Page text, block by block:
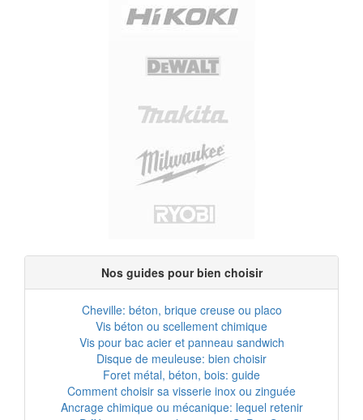
Nos guides pour bien choisir
Cheville: béton, brique creuse ou placo
Vis béton ou scellement chimique
Vis pour bac acier et panneau sandwich
Disque de meuleuse: bien choisir
Foret métal, béton, bois: guide
Comment choisir sa visserie inox ou zinguée
Ancrage chimique ou mécanique: lequel retenir